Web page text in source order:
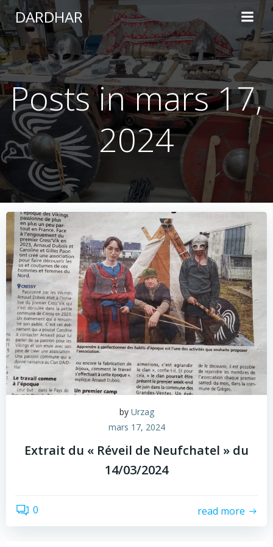
Aller
au
contenu
DARDHAR
Posts in mars 17,
2024
by Urzag
mars 17, 2024
Extrait du « Réveil de Neufchatel » du
14/03/2024
0 read more